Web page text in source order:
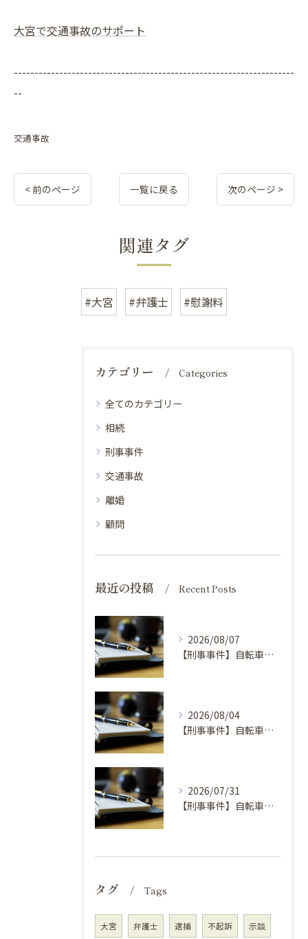
大宮で交通事故のサポート
--------------------------------------------------------------------
--
交通事故
< 前のページ 一覧に戻る 次のページ >
関連タグ
#大宮 #弁護士 #慰謝料
カテゴリー Categories
全てのカテゴリー
相続
刑事事件
交通事故
離婚
顧問
最近の投稿 Recent Posts
2026/08/07
【刑事事件】自転車窃盗事件の弁護士を選ぶ基準①
2026/08/04
【刑事事件】自転車窃盗で弁護士に依頼するべき場合の理由④
2026/07/31
【刑事事件】自転車窃盗で弁護士に依頼するべき場合の理由③
タグ Tags
大宮 弁護士 逮捕 不起訴 示談